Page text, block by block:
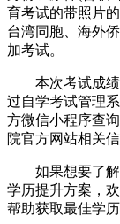
育考试的带照片
台湾同胞、海外
加考试。
本次考试成绩
过自学考试管理
方微信小程序查
院官方网站相关信
如果想要了解
学历提升方案，
帮助获取最佳学历